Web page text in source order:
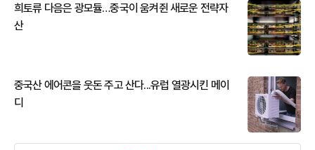
희토류 다음은 광모듈…중국이 움켜쥔 새로운 전략자
산
중국산 에어콘을 웃돈 주고 산다...유럽 열광시킨 메이
디